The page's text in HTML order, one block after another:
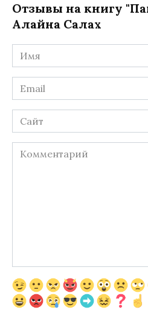
Отзывы на книгу
Алайна Салах
Имя
*
Email
*
Сайт
Комментарий